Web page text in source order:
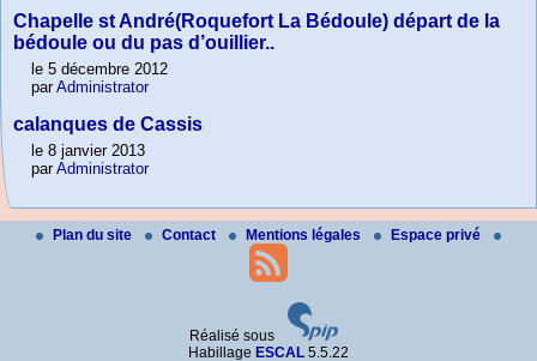
Chapelle st André(Roquefort La Bédoule) départ de la
bédoule ou du pas d’ouillier..
le 5 décembre 2012
parAdministrator
calanques de Cassis
le 8 janvier 2013
parAdministrator
Plan du site Contact Mentions légales Espace privé
Réalisé sous
Habillage ESCAL 5.5.22